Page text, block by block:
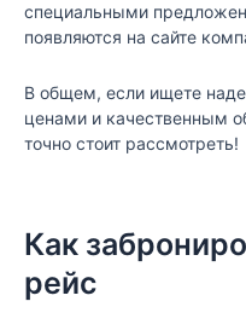
специальными
появляются на сайте
В общем, если ищете
ценами и качественным
точно стоит рассмотреть!
Как
рейс